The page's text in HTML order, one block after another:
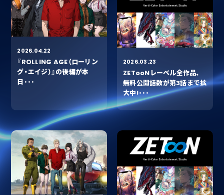
Home
Home
About
About
Works
Works
News
News
Contact
Contact
2026.04.22
『ROLLING AGE（ローリン
グ・エイジ）』の後編が本
日･･･
2026.03.23
ZETooNレーベル全作品、
無料公開話数が第3話まで拡
大中!･･･